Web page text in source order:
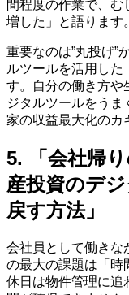
間程度の作業で、
増した」と語ります。
重要なのは”丸投げ”
ルツールを活用し
す。自分の働き方や
ジタルツールをうま
家の収益最大化のカ
5. 「会社帰
産投資のデ
戻す方法」
会社員として働きな
の最大の課題は「時
休日は物件管理に追